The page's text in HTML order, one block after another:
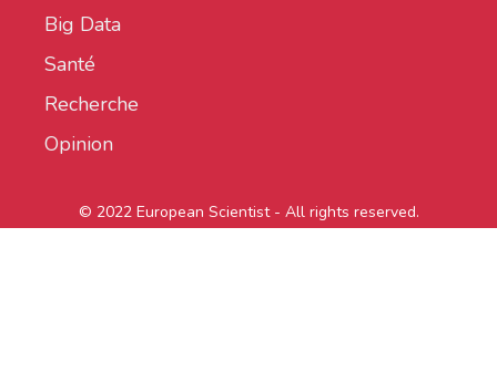
Big Data
Santé
Recherche
Opinion
© 2022 European Scientist - All rights reserved.